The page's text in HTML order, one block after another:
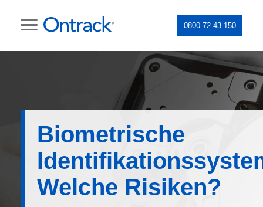
0800 72 43 150
Biometrische
Welche Risiken?